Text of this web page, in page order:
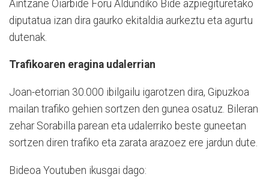
Aintzane Oiarbide Foru Aldundiko Bide azpiegituretako
diputatua izan dira gaurko ekitaldia aurkeztu eta agurtu
dutenak.
Trafikoaren eragina udalerrian
Joan-etorrian 30.000 ibilgailu igarotzen dira, Gipuzkoa
mailan trafiko gehien sortzen den gunea osatuz. Bileran
zehar Sorabilla parean eta udalerriko beste guneetan
sortzen diren trafiko eta zarata arazoez ere jardun dute.
Bideoa Youtuben ikusgai dago: